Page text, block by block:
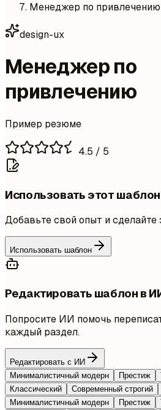
Менеджер по привлечению
design-ux
Менеджер по
привлечению
Пример резюме
4.5 / 5
Использовать этот шаблон
Добавьте свой опыт и сделайте
Использовать шаблон
Редактировать шаблон в
Попросите ИИ помочь
каждый раздел.
Редактировать с ИИ
Минималистичный модерн
Престиж
Классический
Современный строгий
Минималистичный модерн
Престиж